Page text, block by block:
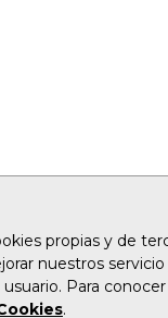
propias y de
nuestros
Para conocer
.